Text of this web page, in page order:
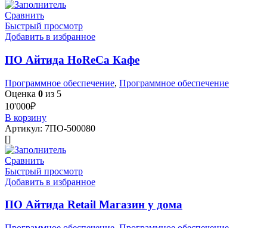
Сравнить
Быстрый просмотр
Добавить в избранное
ПО Айтида HoReCa Кафе
Программное обеспечение, Программное обеспечение
Оценка 0 из 5
10'000₽
В корзину
Артикул: 7ПО-500080
[]
Сравнить
Быстрый просмотр
Добавить в избранное
ПО Айтида Retail Магазин у дома